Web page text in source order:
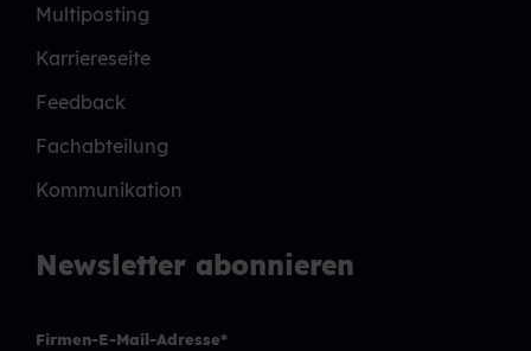
Multiposting
Karriereseite
Feedback
Fachabteilung
Kommunikation
Newsletter abonnieren
Firmen-E-Mail-Adresse*